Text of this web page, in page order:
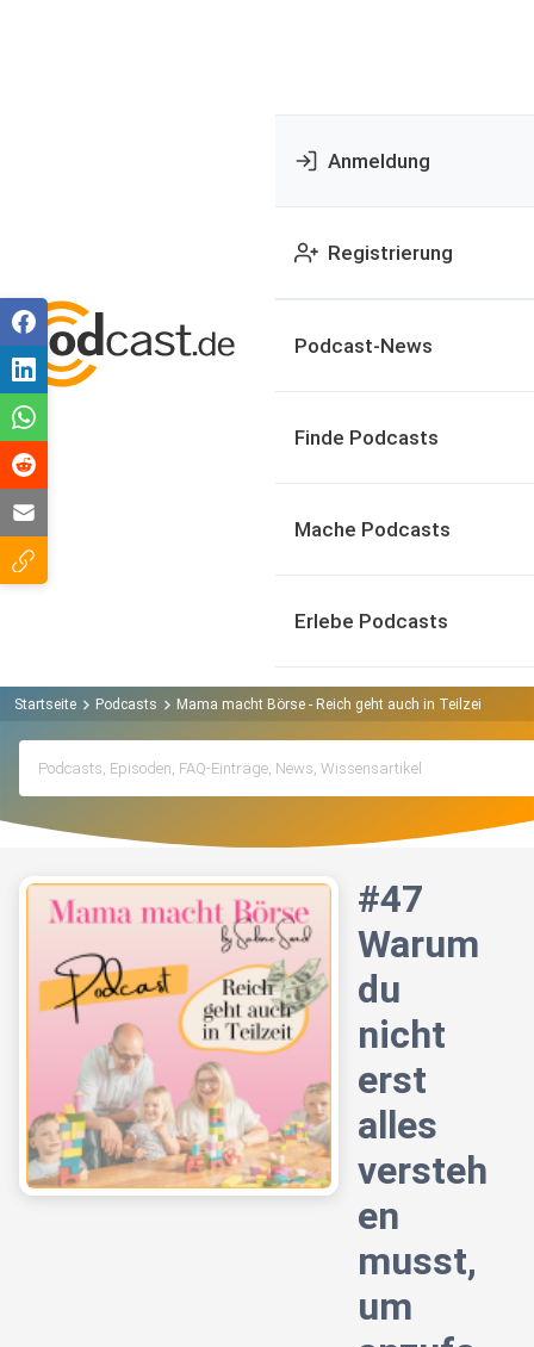
Anmeldung
Registrierung
Podcast-News
Finde Podcasts
Mache Podcasts
Erlebe Podcasts
Startseite Podcasts Mama macht Börse - Reich geht auch in Teilzeit
#47
Warum
du
nicht
erst
alles
versteh
en
musst,
um